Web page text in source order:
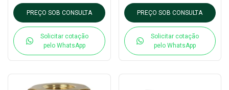
PREÇO SOB CONSULTA
Solicitar cotação
pelo WhatsApp
PREÇO SOB CONSULTA
Solicitar cotação
pelo WhatsApp